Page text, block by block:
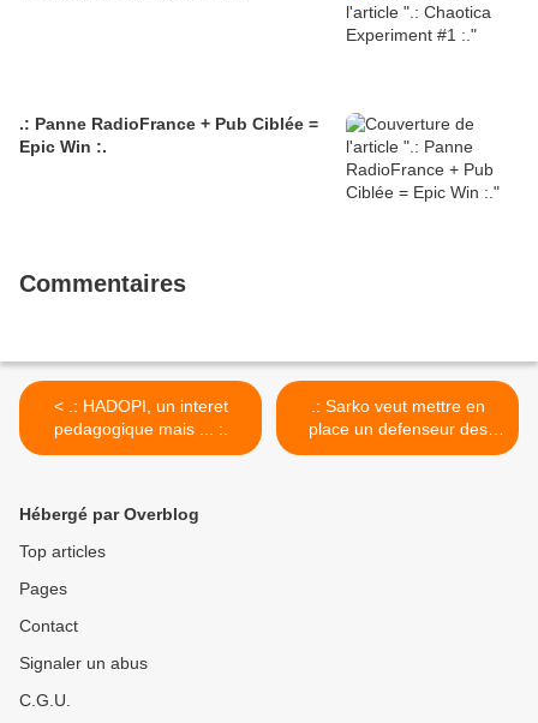
.: Panne RadioFrance + Pub Ciblée =
Epic Win :.
Commentaires
< .: HADOPI, un interet
pedagogique mais ... :.
.: Sarko veut mettre en
place un defenseur des
libertés :. >
Hébergé par Overblog
Top articles
Pages
Contact
Signaler un abus
C.G.U.